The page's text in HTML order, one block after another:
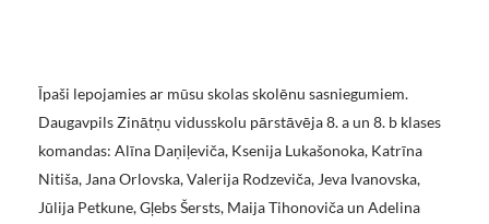
Īpaši lepojamies ar mūsu skolas skolēnu sasniegumiem.
Daugavpils Zinātņu vidusskolu pārstāvēja 8. a un 8. b klases
komandas: Alīna Daņiļeviča, Ksenija Lukašonoka, Katrīna
Nitiša, Jana Orlovska, Valerija Rodzeviča, Jeva Ivanovska,
Jūlija Petkune, Gļebs Šersts, Maija Tihonoviča un Adelina